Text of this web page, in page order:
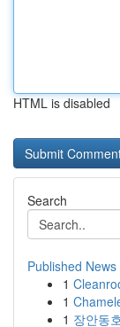
HTML is disabled
Search
Published News
1
1
1 장안동